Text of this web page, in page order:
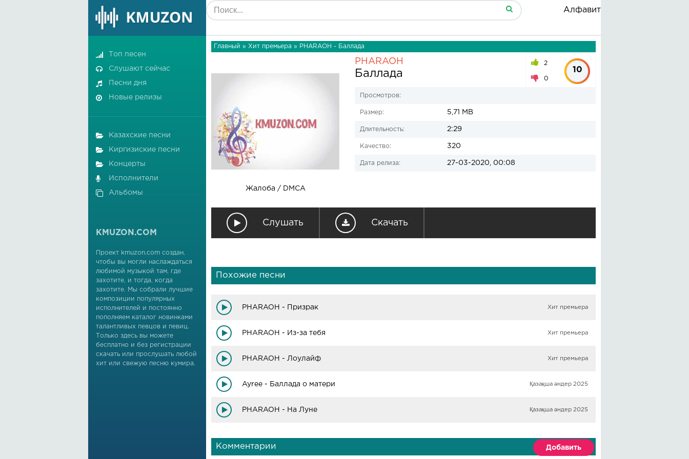
Алфавит
Главный » Хит премьера » PHARAOH - Баллада
Жалоба / DMCA
PHARAOH
Баллада
2
0
10
Просмотров:
Размер: 5,71 MB
Длительность: 2:29
Качество: 320
Дата релиза: 27-03-2020, 00:08
Слушать Скачать
Похожие песни
PHARAOH - Призрак Хит премьера
PHARAOH - Из-за тебя Хит премьера
PHARAOH - Лоулайф Хит премьера
Ayree - Баллада о матери Қазақша әндер 2025
PHARAOH - На Луне Қазақша әндер 2025
Комментарии Добавить
Топ песен
Слушают сейчас
Песни дня
Новые релизы
Казахские песни
Киргизиские песни
Концерты
Исполнители
Альбомы
KMUZON.COM
Проект kmuzon.com создан,
чтобы вы могли наслаждаться
любимой музыкой там, где
захотите, и тогда, когда
захотите. Мы собрали лучшие
композиции популярных
исполнителей и постоянно
пополняем каталог новинками
талантливых певцов и певиц.
Только здесь вы можете
бесплатно и без регистрации
скачать или прослушать любой
хит или свежую песню кумира.